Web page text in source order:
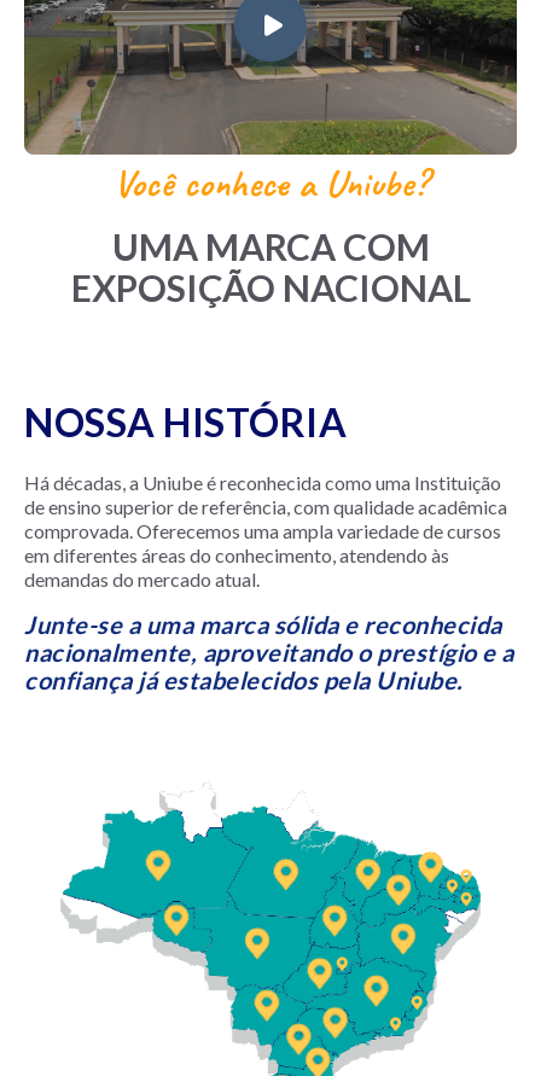
Você conhece a Uniube?
UMA MARCA COM
EXPOSIÇÃO NACIONAL
NOSSA HISTÓRIA
Há décadas, a Uniube é reconhecida como uma Instituição
de ensino superior de referência, com qualidade acadêmica
comprovada. Oferecemos uma ampla variedade de cursos
em diferentes áreas do conhecimento, atendendo às
demandas do mercado atual.
Junte-se a uma marca sólida e reconhecida
nacionalmente, aproveitando o prestígio e a
confiança já estabelecidos pela Uniube.